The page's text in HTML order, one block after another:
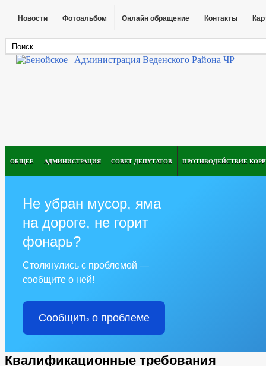
Новости Фотоальбом Онлайн обращение Контакты
ОБЩЕЕ АДМИНИСТРАЦИЯ СОВЕТ ДЕПУТАТОВ ПРОТИВОДЕЙСТВИЕ
Не убран мусор, яма
на дороге, не горит
фонарь?
Столкнулись с проблемой —
сообщите о ней!
Сообщить о проблеме
Квалификационные требования